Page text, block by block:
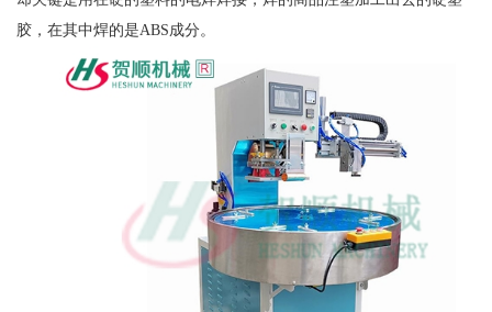
胶，在其中焊的是ABS成分。